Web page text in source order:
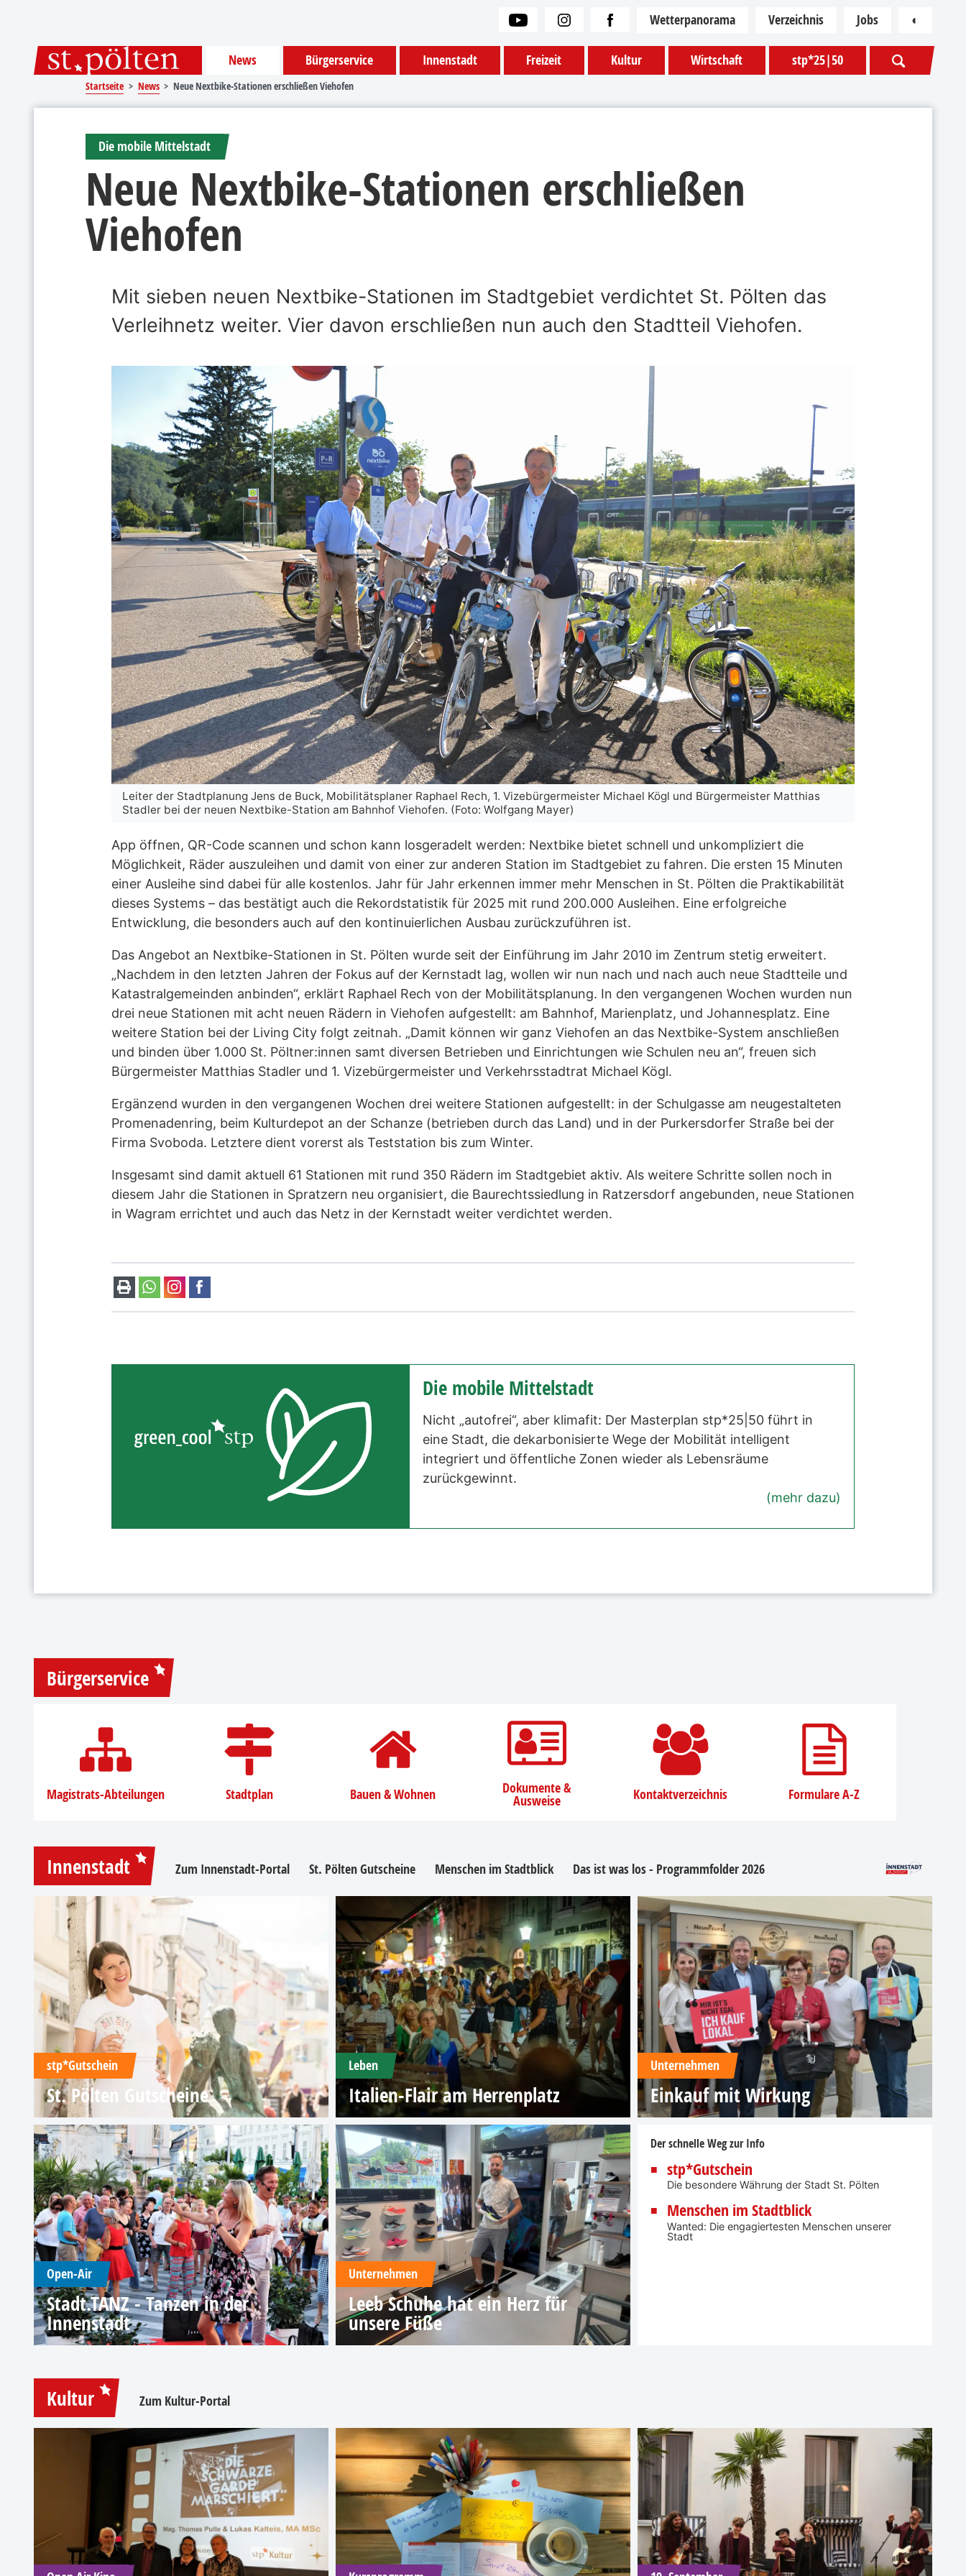
News Bürgerservice Innenstadt Freizeit Kultur Wirtschaft stp*25|50
Wetterpanorama Verzeichnis Jobs ◐
Startseite News Neue Nextbike-Stationen erschließen Viehofen
Die mobile Mittelstadt
Neue Nextbike-Stationen erschließen
Viehofen
Mit sieben neuen Nextbike-Stationen im Stadtgebiet verdichtet St. Pölten das
Verleihnetz weiter. Vier davon erschließen nun auch den Stadtteil Viehofen.
Leiter der Stadtplanung Jens de Buck, Mobilitätsplaner Raphael Rech, 1. Vizebürgermeister Michael Kögl und Bürgermeister Matthias
Stadler bei der neuen Nextbike-Station am Bahnhof Viehofen. (Foto: Wolfgang Mayer)
App öffnen, QR-Code scannen und schon kann losgeradelt werden: Nextbike bietet schnell und unkompliziert die
Möglichkeit, Räder auszuleihen und damit von einer zur anderen Station im Stadtgebiet zu fahren. Die ersten 15 Minuten
einer Ausleihe sind dabei für alle kostenlos. Jahr für Jahr erkennen immer mehr Menschen in St. Pölten die Praktikabilität
dieses Systems – das bestätigt auch die Rekordstatistik für 2025 mit rund 200.000 Ausleihen. Eine erfolgreiche
Entwicklung, die besonders auch auf den kontinuierlichen Ausbau zurückzuführen ist.
Das Angebot an Nextbike-Stationen in St. Pölten wurde seit der Einführung im Jahr 2010 im Zentrum stetig erweitert.
„Nachdem in den letzten Jahren der Fokus auf der Kernstadt lag, wollen wir nun nach und nach auch neue Stadtteile und
Katastralgemeinden anbinden“, erklärt Raphael Rech von der Mobilitätsplanung. In den vergangenen Wochen wurden nun
drei neue Stationen mit acht neuen Rädern in Viehofen aufgestellt: am Bahnhof, Marienplatz, und Johannesplatz. Eine
weitere Station bei der Living City folgt zeitnah. „Damit können wir ganz Viehofen an das Nextbike-System anschließen
und binden über 1.000 St. Pöltner:innen samt diversen Betrieben und Einrichtungen wie Schulen neu an“, freuen sich
Bürgermeister Matthias Stadler und 1. Vizebürgermeister und Verkehrsstadtrat Michael Kögl.
Ergänzend wurden in den vergangenen Wochen drei weitere Stationen aufgestellt: in der Schulgasse am neugestalteten
Promenadenring, beim Kulturdepot an der Schanze (betrieben durch das Land) und in der Purkersdorfer Straße bei der
Firma Svoboda. Letztere dient vorerst als Teststation bis zum Winter.
Insgesamt sind damit aktuell 61 Stationen mit rund 350 Rädern im Stadtgebiet aktiv. Als weitere Schritte sollen noch in
diesem Jahr die Stationen in Spratzern neu organisiert, die Baurechtssiedlung in Ratzersdorf angebunden, neue Stationen
in Wagram errichtet und auch das Netz in der Kernstadt weiter verdichtet werden.
Die mobile Mittelstadt
Nicht „autofrei“, aber klimafit: Der Masterplan stp*25|50 führt in
eine Stadt, die dekarbonisierte Wege der Mobilität intelligent
integriert und öffentliche Zonen wieder als Lebensräume
zurückgewinnt.
(mehr dazu)
Bürgerservice
Magistrats-Abteilungen Stadtplan Bauen & Wohnen Dokumente &
Ausweise Kontaktverzeichnis Formulare A-Z
Innenstadt Zum Innenstadt-Portal St. Pölten Gutscheine Menschen im Stadtblick Das ist was los - Programmfolder 2026
stp*Gutschein
St. Pölten Gutscheine
Leben
Italien-Flair am Herrenplatz
Unternehmen
Einkauf mit Wirkung
Open-Air
Stadt.TANZ - Tanzen in der
Innenstadt
Unternehmen
Leeb Schuhe hat ein Herz für
unsere Füße
Der schnelle Weg zur Info
stp*Gutschein
Die besondere Währung der Stadt St. Pölten
Menschen im Stadtblick
Wanted: Die engagiertesten Menschen unserer
Stadt
Kultur Zum Kultur-Portal